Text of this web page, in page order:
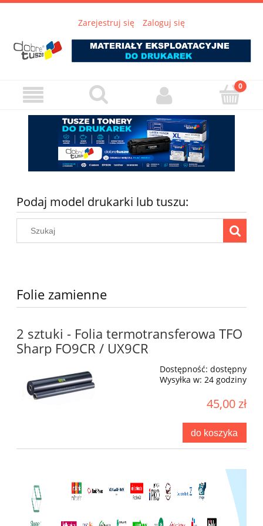
Zarejestruj się Zaloguj się
Podaj model drukarki lub tuszu:
Folie zamienne
2 sztuki - Folia termotransferowa TFO
Sharp FO9CR / UX9CR
Dostępność: dostępny
Wysyłka w: 24 godziny
45,00 zł
do koszyka